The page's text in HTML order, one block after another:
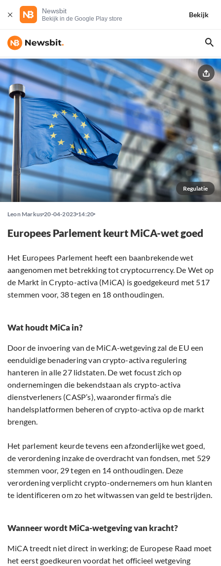
Newsbit
Bekijk in de Google Play store
Bekijk
Regulatie
Leon Markus 20-04-2023 14:20
Europees Parlement keurt MiCA-wet goed
Het Europees Parlement heeft een baanbrekende wet
aangenomen met betrekking tot cryptocurrency. De Wet op
de Markt in Crypto-activa (MiCA) is goedgekeurd met 517
stemmen voor, 38 tegen en 18 onthoudingen.
Wat houdt MiCa in?
Door de invoering van de MiCA-wetgeving zal de EU een
eenduidige benadering van crypto-activa regulering
hanteren in alle 27 lidstaten. De wet focust zich op
ondernemingen die bekendstaan als crypto-activa
dienstverleners (CASP’s), waaronder firma’s die
handelsplatformen beheren of crypto-activa op de markt
brengen.
Het parlement keurde tevens een afzonderlijke wet goed,
de verordening inzake de overdracht van fondsen, met 529
stemmen voor, 29 tegen en 14 onthoudingen. Deze
verordening verplicht crypto-ondernemers om hun klanten
te identificeren om zo het witwassen van geld te bestrijden.
Wanneer wordt MiCa-wetgeving van kracht?
MiCA treedt niet direct in werking; de Europese Raad moet
het eerst goedkeuren voordat het officieel wetgeving